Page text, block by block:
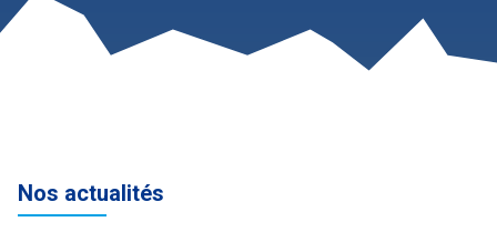
Nos actualités